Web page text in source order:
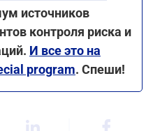
источников
контроля риска и
И все это на
program. Спеши!